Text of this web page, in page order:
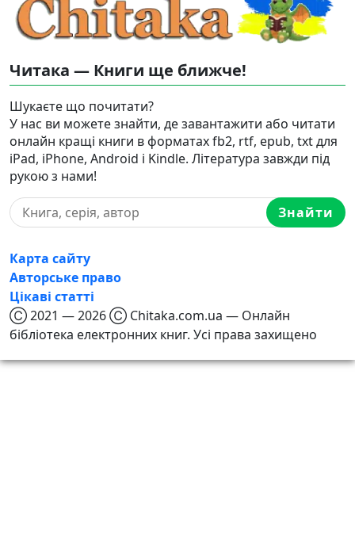
Читака — Книги ще ближче!
Шукаєте що почитати?
У нас ви можете знайти, де завантажити або читати
онлайн кращі книги в форматах fb2, rtf, epub, txt для
iPad, iPhone, Android і Kindle. Література завжди під
рукою з нами!
Знайти
Карта сайту
Авторське право
Цікаві статті
Ⓒ 2021 — 2026 Ⓒ Chitaka.com.ua — Онлайн
бібліотека електронних книг. Усі права захищено